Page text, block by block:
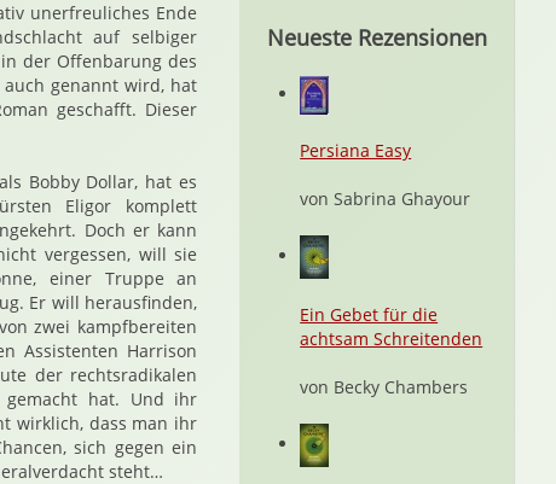
unerfreuliches Ende
auf selbiger
der Offenbarung des
auch genannt wird, hat
geschafft. Dieser
Bobby Dollar, hat es
Eligor komplett
Doch er kann
vergessen, will sie
einer Truppe an
Er will herausfinden,
zwei kampfbereiten
Assistenten Harrison
der rechtsradikalen
gemacht hat. Und ihr
wirklich, dass man ihr
sich gegen ein
steht…
Neueste Rezensionen
Persiana Easy
von Sabrina Ghayour
Ein Gebet für die
achtsam Schreitenden
von Becky Chambers